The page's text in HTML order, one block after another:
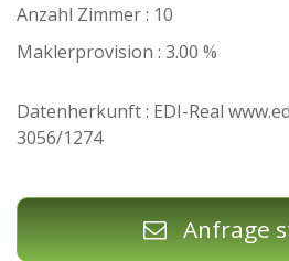
Anzahl Zimmer : 10
Maklerprovision : 3.00 %
Datenherkunft : EDI-Real
3056/1274
Anfrage